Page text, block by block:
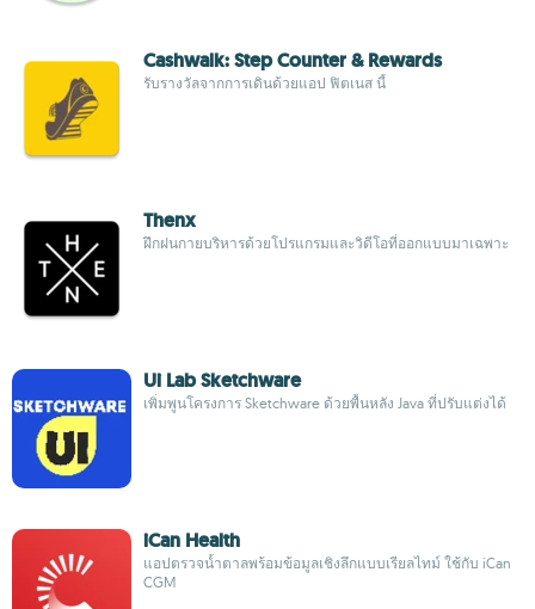
Cashwalk: Step Counter & Rewards
รับรางวัลจากการเดินด้วยแอป ฟิตเนส นี้
Thenx
ฝึกฝนกายบริหารด้วยโปรแกรมและวิดีโอที่ออกแบบมาเฉพาะ
Ui Lab Sketchware
เพิ่มพูนโครงการ Sketchware ด้วยพื้นหลัง Java ที่ปรับแต่งได้
iCan Health
แอปตรวจน้ำตาลพร้อมข้อมูลเชิงลึกแบบเรียลไทม์ ใช้กับ iCan
CGM